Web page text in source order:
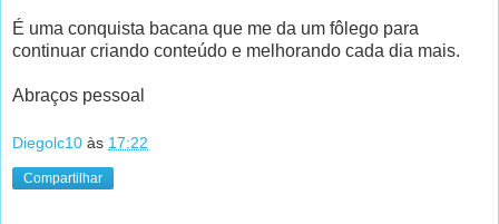
É uma conquista bacana que me da um fôlego para
continuar criando conteúdo e melhorando cada dia mais.
Abraços pessoal
Diegolc10 às 17:22
Compartilhar